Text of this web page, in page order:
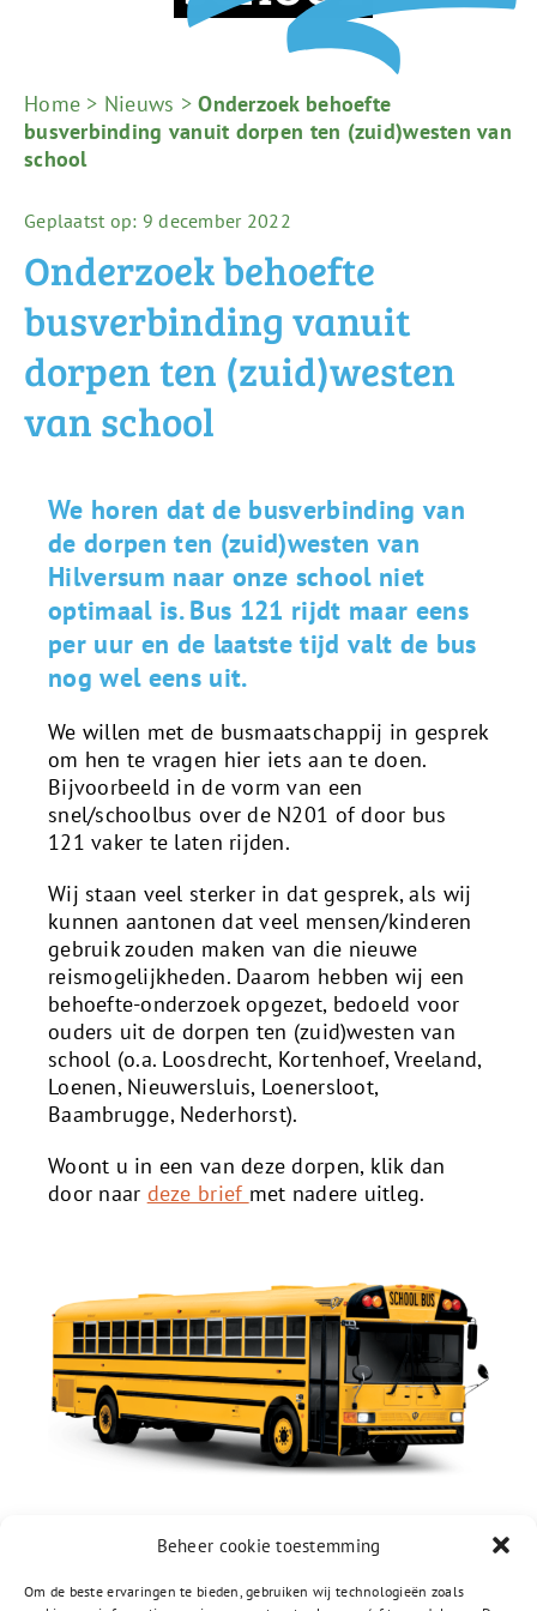
Beheer cookie toestemming
Om de beste ervaringen te bieden, gebruiken wij technologieën zoals
Home > Nieuws >Onderzoek behoefte
busverbinding vanuit dorpen ten (zuid)westen van
school
Geplaatst op: 9 december 2022
Onderzoek behoefte
busverbinding vanuit
dorpen ten (zuid)westen
van school
We horen dat de busverbinding van
de dorpen ten (zuid)westen van
Hilversum naar onze school niet
optimaal is. Bus 121 rijdt maar eens
per uur en de laatste tijd valt de bus
nog wel eens uit.
We willen met de busmaatschappij in gesprek
om hen te vragen hier iets aan te doen.
Bijvoorbeeld in de vorm van een
snel/schoolbus over de N201 of door bus
121 vaker te laten rijden.
Wij staan veel sterker in dat gesprek, als wij
kunnen aantonen dat veel mensen/kinderen
gebruik zouden maken van die nieuwe
reismogelijkheden. Daarom hebben wij een
behoefte-onderzoek opgezet, bedoeld voor
ouders uit de dorpen ten (zuid)westen van
school (o.a. Loosdrecht, Kortenhoef, Vreeland,
Loenen, Nieuwersluis, Loenersloot,
Baambrugge, Nederhorst).
Woont u in een van deze dorpen, klik dan
door naar deze brief met nadere uitleg.